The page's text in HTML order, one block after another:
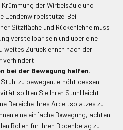
derWirbelsäule und
Lendenwirbelstütze. Bei
Sitzfläche und Rückenlehne muss
verstellbar sein und über eine
weites Zurücklehnen nach der
verhindert.
bei der Bewegung helfen.
zu bewegen, erhöht dessen
sollten Sie Ihren Stuhl leicht
Bereiche Ihres Arbeitsplatzes zu
eine einfache Bewegung, achten
Rollen für Ihren Bodenbelag zu